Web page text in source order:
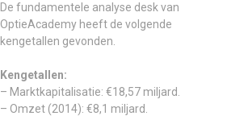
De fundamentele analyse desk van
OptieAcademy heeft de volgende
kengetallen gevonden.
Kengetallen:
– Marktkapitalisatie: €18,57 miljard.
– Omzet (2014): €8,1 miljard.